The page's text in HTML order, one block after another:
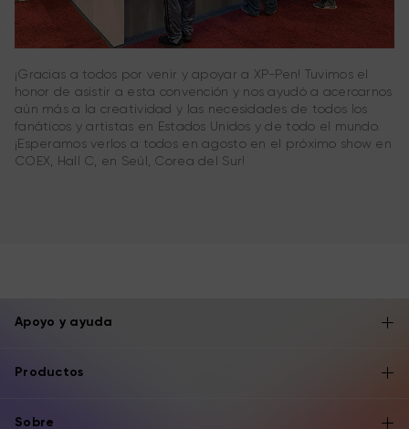
¡Gracias a todos por venir y apoyar a XP-Pen! Tuvimos el
honor de asistir a esta convención y nos ayudó a acercarnos
aún más a la creatividad y las necesidades de todos los
fanáticos y artistas en Estados Unidos y de todo el mundo.
¡Esperamos verlos a todos en agosto en el próximo show en
COEX, Hall C, en Seúl, Corea del Sur!
Apoyo y ayuda
Productos
Sobre